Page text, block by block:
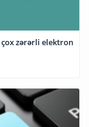
zərərli elektron